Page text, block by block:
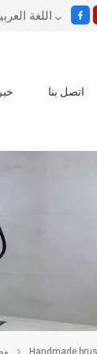
اللغة
خبر اتصل بنا
Handmade